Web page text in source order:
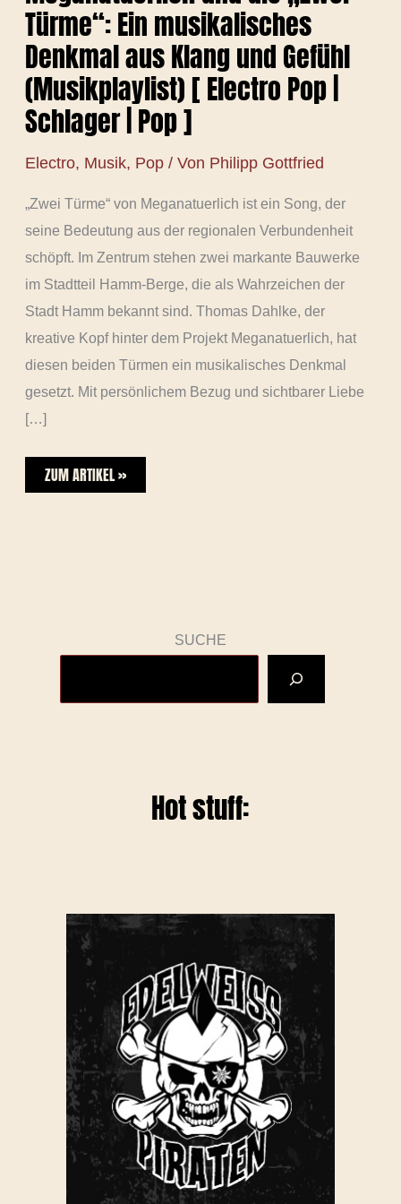
Türme“: Ein musikalisches
Denkmal aus Klang und Gefühl
(Musikplaylist) [ Electro Pop |
Schlager | Pop ]
Electro, Musik, Pop/ Von Philipp Gottfried
„Zwei Türme“ von Meganatuerlich ist ein Song, der
seine Bedeutung aus der regionalen Verbundenheit
schöpft. Im Zentrum stehen zwei markante Bauwerke
im Stadtteil Hamm-Berge, die als Wahrzeichen der
Stadt Hamm bekannt sind. Thomas Dahlke, der
kreative Kopf hinter dem Projekt Meganatuerlich, hat
diesen beiden Türmen ein musikalisches Denkmal
gesetzt. Mit persönlichem Bezug und sichtbarer Liebe
[…]
ZUM ARTIKEL »
SUCHE
Hot stuff: